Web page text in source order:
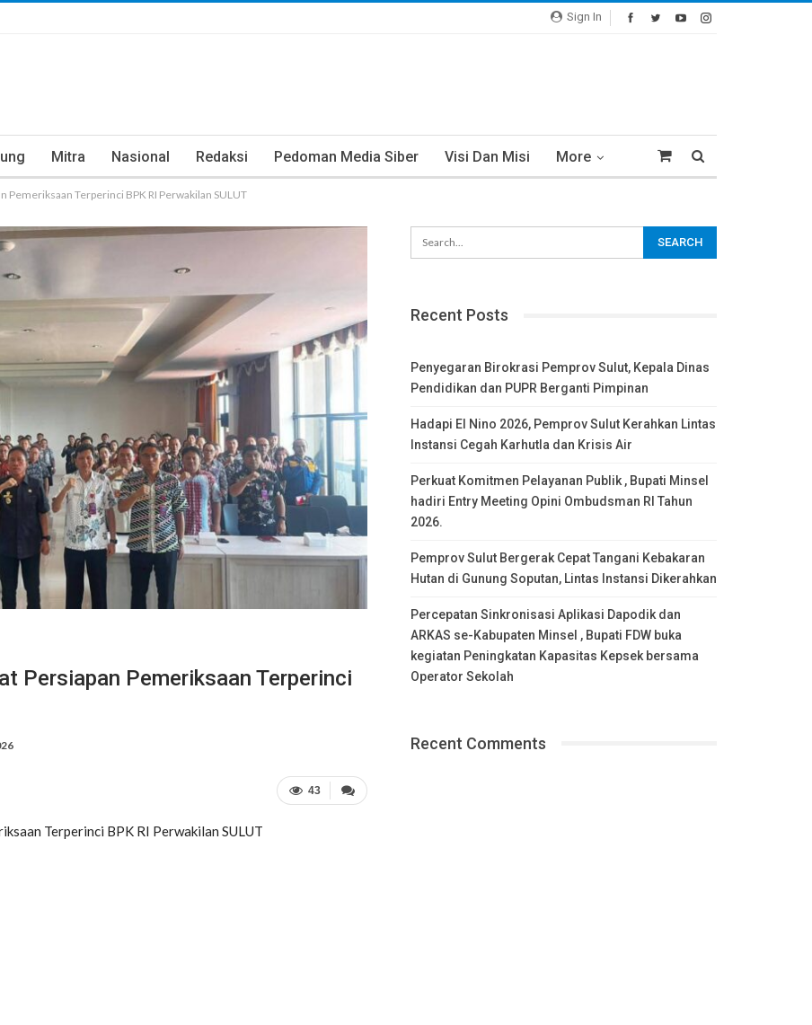
Sign In
Mitra Nasional Redaksi Pedoman Media Siber Visi Dan Misi More
Pemeriksaan Terperinci BPK RI Perwakilan SULUT
Persiapan Pemeriksaan Terperinci
43
Terperinci BPK RI Perwakilan SULUT
Recent Posts
Penyegaran Birokrasi Pemprov Sulut, Kepala Dinas
Pendidikan dan PUPR Berganti Pimpinan
Hadapi El Nino 2026, Pemprov Sulut Kerahkan Lintas
Instansi Cegah Karhutla dan Krisis Air
Perkuat Komitmen Pelayanan Publik , Bupati Minsel
hadiri Entry Meeting Opini Ombudsman RI Tahun
2026.
Pemprov Sulut Bergerak Cepat Tangani Kebakaran
Hutan di Gunung Soputan, Lintas Instansi Dikerahkan
Percepatan Sinkronisasi Aplikasi Dapodik dan
ARKAS se-Kabupaten Minsel , Bupati FDW buka
kegiatan Peningkatan Kapasitas Kepsek bersama
Operator Sekolah
Recent Comments